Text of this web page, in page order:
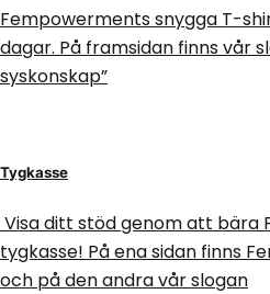
Fempowerments snygga T-
dagar. På framsidan finns vår
syskonskap”
Tygkasse
Visa ditt stöd genom att bära
tygkasse! På ena sidan finns
och på den andra vår slogan